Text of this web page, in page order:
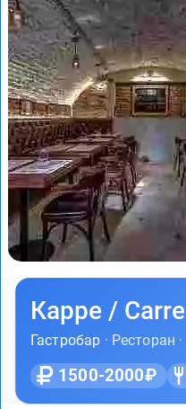
Карре / Carre
Гастробар · Ресторан ·
1500-2000₽